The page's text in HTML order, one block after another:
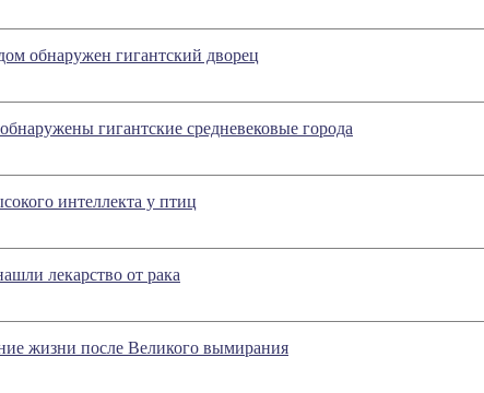
обнаружен гигантский дворец
гигантские средневековые города
интеллекта у птиц
лекарство от рака
жизни после Великого вымирания